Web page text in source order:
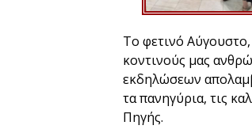
Το φετινό
κοντινούς μας
εκδηλώσεων
τα πανηγύρια, τις
Πηγής.